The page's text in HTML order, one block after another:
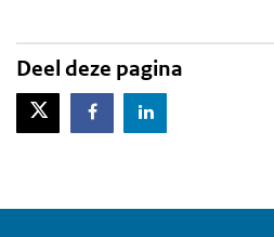
Deel deze pagina
X-TwitterFacebookLinkedIn